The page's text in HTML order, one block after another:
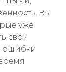
Вы
уже
свои
ошибки